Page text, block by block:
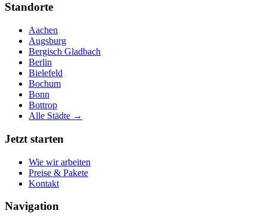
Standorte
Aachen
Augsburg
Bergisch Gladbach
Berlin
Bielefeld
Bochum
Bonn
Bottrop
Alle Städte →
Jetzt starten
Wie wir arbeiten
Preise & Pakete
Kontakt
Navigation